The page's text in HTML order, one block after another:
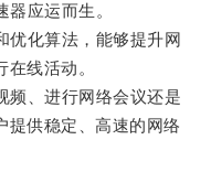
应运而生。
化算法，能够提升网
线活动。
、进行网络会议还是
提供稳定、高速的网络